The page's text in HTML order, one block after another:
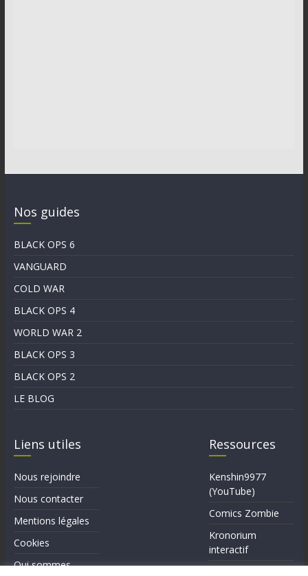
Nos guides
BLACK OPS 6
VANGUARD
COLD WAR
BLACK OPS 4
WORLD WAR 2
BLACK OPS 3
BLACK OPS 2
LE BLOG
Liens utiles
Nous rejoindre
Nous contacter
Mentions légales
Cookies
Qui sommes-
Ressources
Kenshin9977
(YouTube)
Comics Zombie
Kronorium
interactif